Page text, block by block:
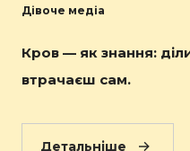
Дівоче медіа
Кров — як знання:
втрачаєш сам.
Детальніше